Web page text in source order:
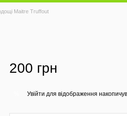
Maitre Truffout
200 грн
Увійти для відображення